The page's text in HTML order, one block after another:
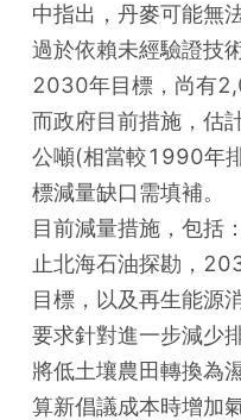
中指出，丹麥可能無
過於依賴未經驗證技
2030年目標，尚有
而政府目前措施，估
公噸(相當較1990年
標減量缺口需填補。
目前減量措施，包括
止北海石油探勘，
目標，以及再生能源
要求針對進一步減少
將低土壤農田轉換為
算新倡議成本時增加